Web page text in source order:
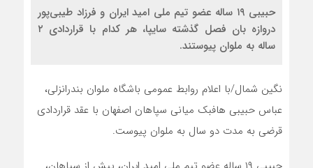
حبیبی ۱۹ ساله عضو تیم ملی امید ایران و فرزاد طیبی‌پور
دروازه بان فصل گذشته سایپا، هر کدام با قراردادی ۲
ساله به ملوان پیوستند.
نگین شمال/با اعلام روابط عمومی باشگاه ملوان بندرانزلی،
عباس حبیبی هافبک میانی سپاهان اصفهان با عقد قراردادی
قرضی به مدت دو سال به ملوان پیوست.